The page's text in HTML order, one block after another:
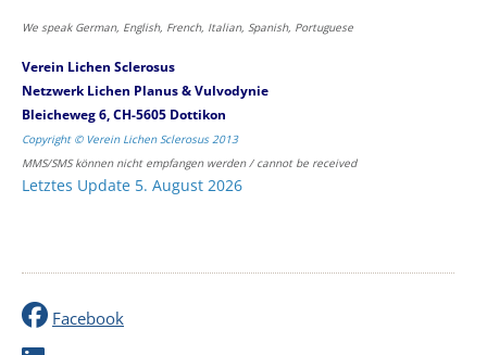
We speak German, English, French, Italian, Spanish, Portuguese
Verein Lichen Sclerosus
Netzwerk Lichen Planus & Vulvodynie
Bleicheweg 6, CH-5605 Dottikon
Copyright © Verein Lichen Sclerosus 2013
MMS/SMS können nicht empfangen werden / cannot be received
Letztes Update 5. August 2026
Facebook